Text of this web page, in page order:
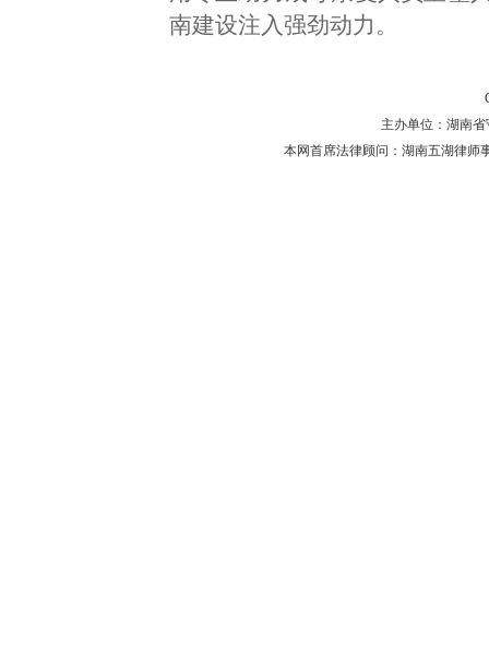
南建设注入强劲动力。
主办单位：湖南省
本网首席法律顾问：湖南五湖律师